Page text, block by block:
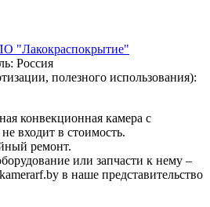
"Лакокраспокрытие"
Россия
полезного использования):
конвекционная камера с
входит в стоимость.
ремонт.
или запчасти к нему –
в наше представительство